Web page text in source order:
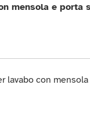
mensola e porta
lavabo con